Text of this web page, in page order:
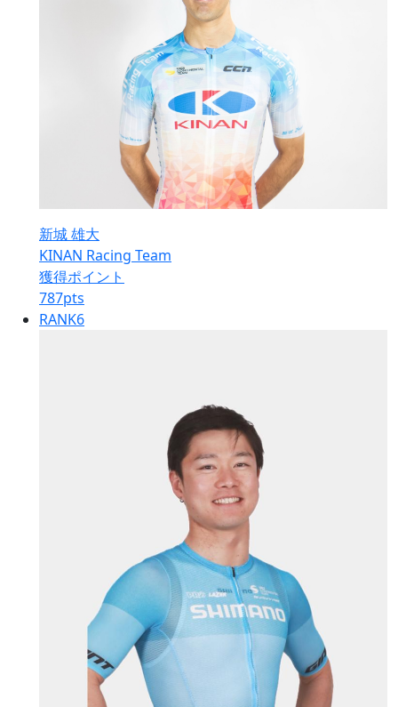
新城 雄大
KINAN Racing Team
獲得ポイント
787pts
RANK6